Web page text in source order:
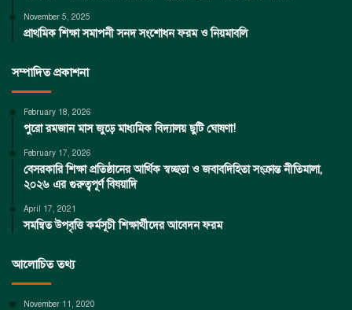
November 5, 2025
প্রাথমিক শিক্ষা সমাপনী সনদ সংশোধন ফরম ও নিয়মাবলি
সম্পাদিত প্রকাশনা
February 18, 2026
পুরো রমজান মাস জুড়ে মাধ্যমিক বিদ্যালয় ছুটি ঘোষণা!
February 17, 2026
বেসরকারি শিক্ষা প্রতিষ্ঠানের আর্থিক স্বচ্ছতা ও জবাবদিহিতা সংক্রান্ত নীতিমালা,
২০২৬ এর গুরুত্বপূর্ণ বিষয়াদি
April 17, 2021
সমন্বিত উপবৃত্তি কর্মসূচী শিক্ষার্থীদের আবেদন ফরম
আলোচিত তথ্য
November 11, 2020